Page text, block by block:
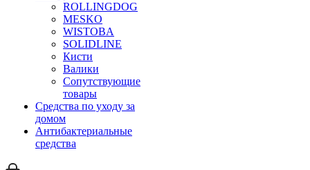
ROLLINGDOG
MESKO
WISTOBA
SOLIDLINE
Кисти
Валики
Сопутствующие
товары
Средства по уходу за
домом
Антибактериальные
средства